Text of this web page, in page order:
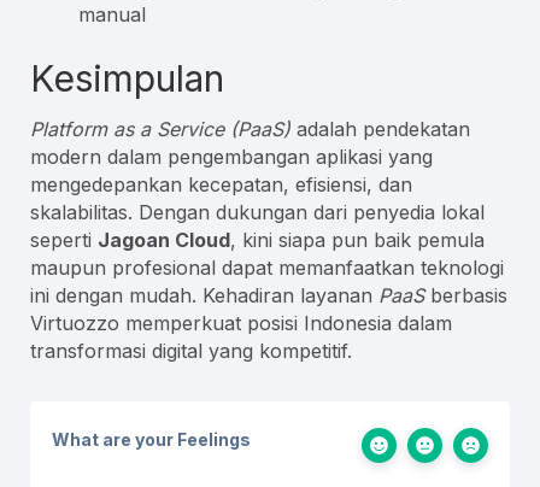
manual
Kesimpulan
Platform as a Service (PaaS) adalah pendekatan
modern dalam pengembangan aplikasi yang
mengedepankan kecepatan, efisiensi, dan
skalabilitas. Dengan dukungan dari penyedia lokal
seperti Jagoan Cloud, kini siapa pun baik pemula
maupun profesional dapat memanfaatkan teknologi
ini dengan mudah. Kehadiran layanan PaaS berbasis
Virtuozzo memperkuat posisi Indonesia dalam
transformasi digital yang kompetitif.
What are your Feelings